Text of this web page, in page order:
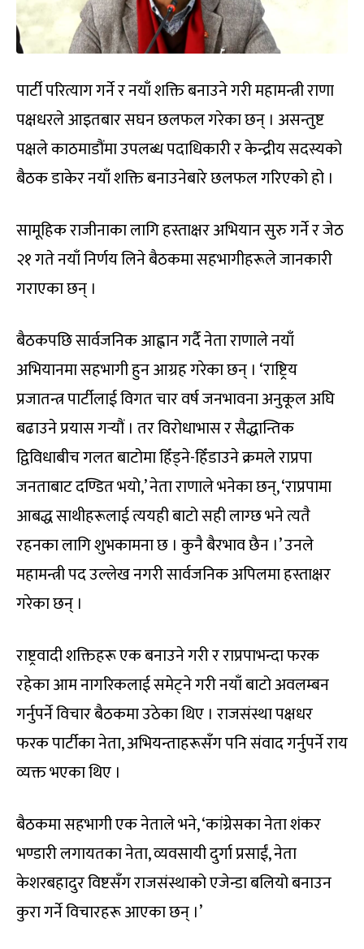
पार्टी परित्याग गर्ने र नयाँ शक्ति बनाउने गरी महामन्त्री राणा
पक्षधरले आइतबार सघन छलफल गरेका छन् । असन्तुष्ट
पक्षले काठमाडौंमा उपलब्ध पदाधिकारी र केन्द्रीय सदस्यको
बैठक डाकेर नयाँ शक्ति बनाउनेबारे छलफल गरिएको हो ।
सामूहिक राजीनाका लागि हस्ताक्षर अभियान सुरु गर्ने र जेठ
२१ गते नयाँ निर्णय लिने बैठकमा सहभागीहरूले जानकारी
गराएका छन् ।
बैठकपछि सार्वजनिक आह्वान गर्दै नेता राणाले नयाँ
अभियानमा सहभागी हुन आग्रह गरेका छन् । ‘राष्ट्रिय
प्रजातन्त्र पार्टीलाई विगत चार वर्ष जनभावना अनुकूल अघि
बढाउने प्रयास गर्‍यौं । तर विरोधाभास र सैद्धान्तिक
द्विविधाबीच गलत बाटोमा हिँड्ने-हिँडाउने क्रमले राप्रपा
जनताबाट दण्डित भयो,’ नेता राणाले भनेका छन्, ‘राप्रपामा
आबद्ध साथीहरूलाई त्ययही बाटो सही लाग्छ भने त्यतै
रहनका लागि शुभकामना छ । कुनै बैरभाव छैन ।’ उनले
महामन्त्री पद उल्लेख नगरी सार्वजनिक अपिलमा हस्ताक्षर
गरेका छन् ।
राष्ट्रवादी शक्तिहरू एक बनाउने गरी र राप्रपाभन्दा फरक
रहेका आम नागरिकलाई समेट्ने गरी नयाँ बाटो अवलम्बन
गर्नुपर्ने विचार बैठकमा उठेका थिए । राजसंस्था पक्षधर
फरक पार्टीका नेता, अभियन्ताहरूसँग पनि संवाद गर्नुपर्ने राय
व्यक्त भएका थिए ।
बैठकमा सहभागी एक नेताले भने, ‘कांग्रेसका नेता शंकर
भण्डारी लगायतका नेता, व्यवसायी दुर्गा प्रसाईं, नेता
केशरबहादुर विष्टसँग राजसंस्थाको एजेन्डा बलियो बनाउन
कुरा गर्ने विचारहरू आएका छन् ।’